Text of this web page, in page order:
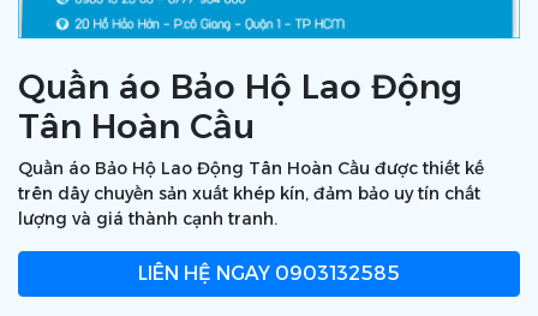
Quần áo Bảo Hộ Lao Động
Tân Hoàn Cầu
Quần áo Bảo Hộ Lao Động Tân Hoàn Cầu được thiết kế
trên dây chuyền sản xuất khép kín, đảm bảo uy tín chất
lượng và giá thành cạnh tranh.
LIÊN HỆ NGAY 0903132585